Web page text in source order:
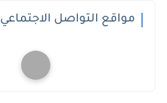
مواقع التواصل الاجتماعي